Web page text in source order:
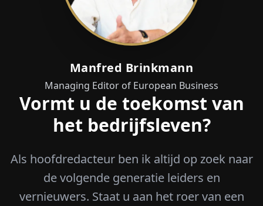
Manfred Brinkmann
Managing Editor of European Business
Vormt u de toekomst van
het bedrijfsleven?
Als hoofdredacteur ben ik altijd op zoek naar
de volgende generatie leiders en
vernieuwers. Staat u aan het roer van een